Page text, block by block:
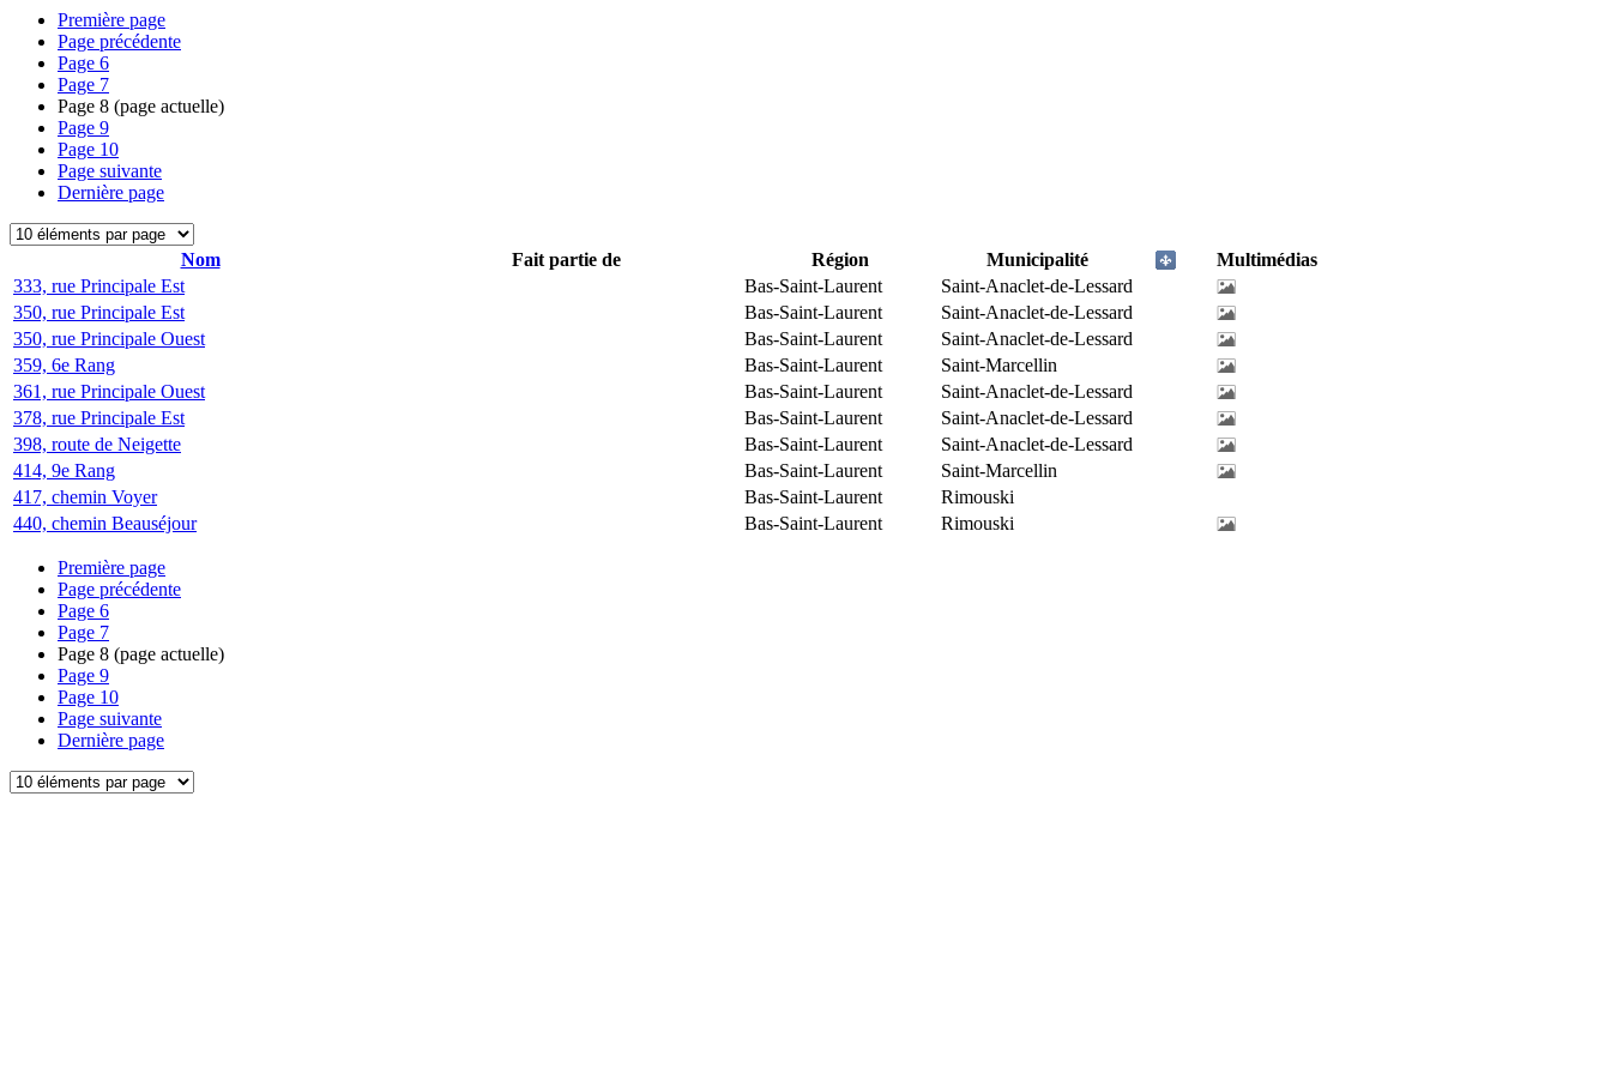
Première page
Page précédente
Page 6
Page 7
Page 8 (page actuelle)
Page 9
Page 10
Page suivante
Dernière page
Nom Fait partie de Région Municipalité
Multimédias
333, rue Principale Est
Bas-Saint-Laurent
Saint-Anaclet-de-Lessard
350, rue Principale Est
Bas-Saint-Laurent
Saint-Anaclet-de-Lessard
350, rue Principale Ouest
Bas-Saint-Laurent
Saint-Anaclet-de-Lessard
359, 6e Rang
Bas-Saint-Laurent
Saint-Marcellin
361, rue Principale Ouest
Bas-Saint-Laurent
Saint-Anaclet-de-Lessard
378, rue Principale Est
Bas-Saint-Laurent
Saint-Anaclet-de-Lessard
398, route de Neigette
Bas-Saint-Laurent
Saint-Anaclet-de-Lessard
414, 9e Rang
Bas-Saint-Laurent
Saint-Marcellin
417, chemin Voyer
Bas-Saint-Laurent
Rimouski
440, chemin Beauséjour
Bas-Saint-Laurent Rimouski
Première page
Page précédente
Page 6
Page 7
Page 8 (page actuelle)
Page 9
Page 10
Page suivante
Dernière page